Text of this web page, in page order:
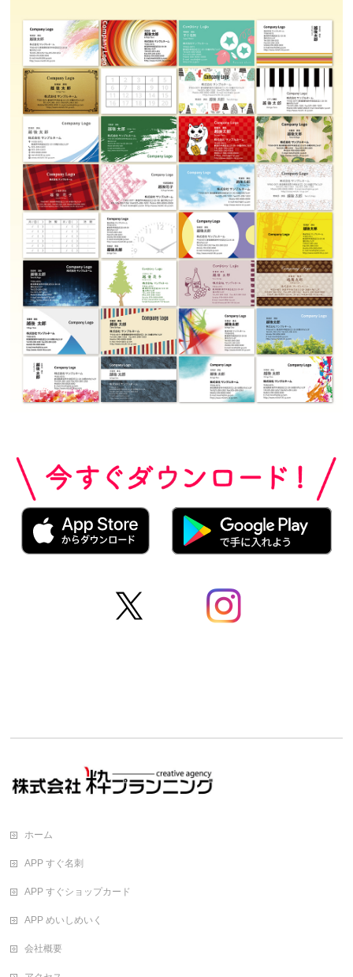
ホーム
APP すぐ名刺
APP すぐショップカード
APP めいしめいく
会社概要